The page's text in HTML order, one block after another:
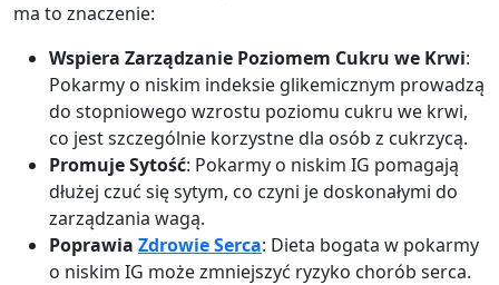
ma to znaczenie:
Wspiera Zarządzanie Poziomem Cukru we Krwi:
Pokarmy o niskim indeksie glikemicznym prowadzą
do stopniowego wzrostu poziomu cukru we krwi,
co jest szczególnie korzystne dla osób z cukrzycą.
Promuje Sytość: Pokarmy o niskim IG pomagają
dłużej czuć się sytym, co czyni je doskonałymi do
zarządzania wagą.
Poprawia Zdrowie Serca: Dieta bogata w pokarmy
o niskim IG może zmniejszyć ryzyko chorób serca.